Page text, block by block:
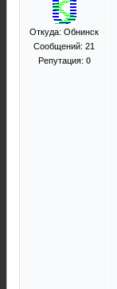
Откуда: Обнинск
Сообщений: 21
Репутация: 0